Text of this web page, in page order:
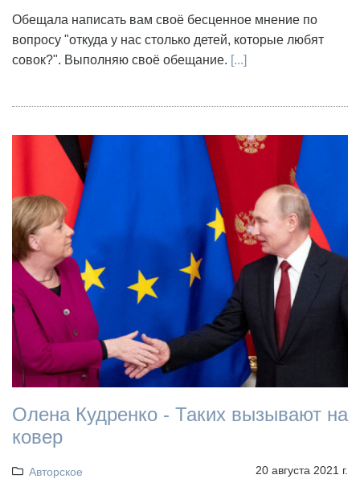
Обещала написать вам своё бесценное мнение по
вопросу "откуда у нас столько детей, которые любят
совок?". Выполняю своё обещание. [...]
Олена Кудренко - Таких вызывают на
ковер
Авторское 20 августа 2021 г.